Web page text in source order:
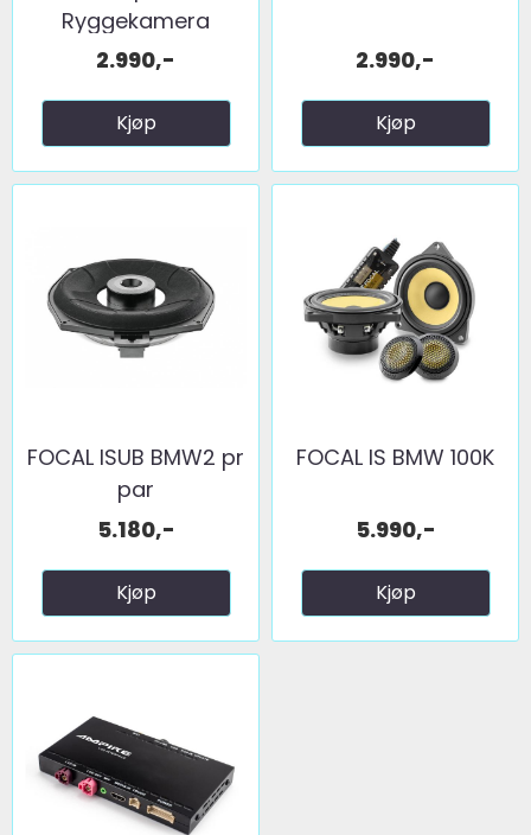
Ryggekamera
(håndtak) (CVBS) ...
2.990,-
Kjøp
2.990,-
Kjøp
FOCAL ISUB BMW2 pr
par
5.180,-
Kjøp
FOCAL IS BMW 100K
5.990,-
Kjøp